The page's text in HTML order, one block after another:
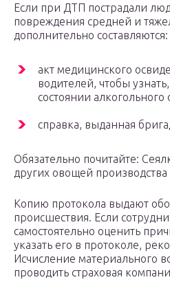
Если при ДТП пострадали
повреждения средней и
дополнительно составляются:
акт медицинского
водителей, чтобы
состоянии
справка, выданная
Обязательно почитайте:
других овощей
Копию протокола выдают
происшествия. Если
самостоятельно оценить
указать его в протоколе,
Исчисление материального
проводить страховая